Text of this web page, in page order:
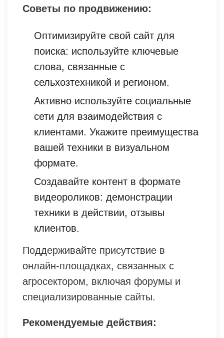
Советы по продвижению:
Оптимизируйте свой сайт для
поиска: используйте ключевые
слова, связанные с
сельхозтехникой и регионом.
Активно используйте социальные
сети для взаимодействия с
клиентами. Укажите преимущества
вашей техники в визуальном
формате.
Создавайте контент в формате
видеороликов: демонстрации
техники в действии, отзывы
клиентов.
Поддерживайте присутствие в
онлайн-площадках, связанных с
агросектором, включая форумы и
специализированные сайты.
Рекомендуемые действия: